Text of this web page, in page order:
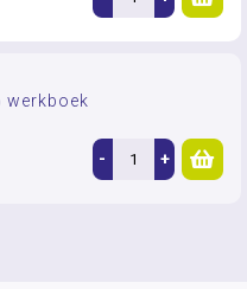
werkboek
- +